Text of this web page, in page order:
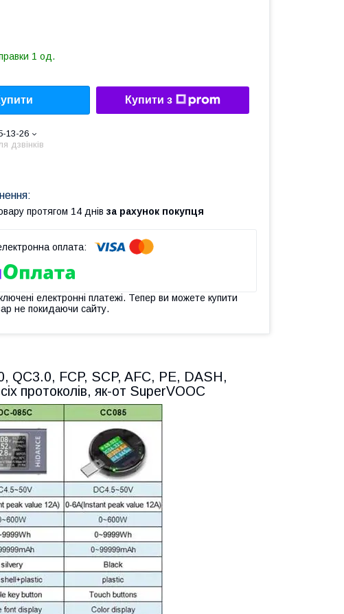
1 од.
Купити з
13-26
дзвінків
протягом 14 днів за рахунок покупця
електронні платежі. Тепер ви можете купити
не покидаючи сайту.
QC3.0, FCP, SCP, AFC, PE, DASH,
протоколів, як-от SuperVOOC